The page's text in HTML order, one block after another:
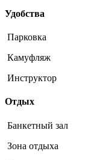
Удобства
Парковка
Камуфляж
Инструктор
Отдых
Банкетный зал
Зона отдыха